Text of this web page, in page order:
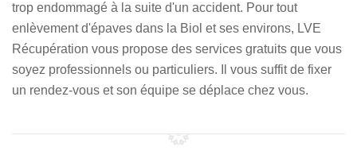
trop endommagé à la suite d'un accident. Pour tout
enlèvement d'épaves dans la Biol et ses environs, LVE
Récupération vous propose des services gratuits que vous
soyez professionnels ou particuliers. Il vous suffit de fixer
un rendez-vous et son équipe se déplace chez vous.